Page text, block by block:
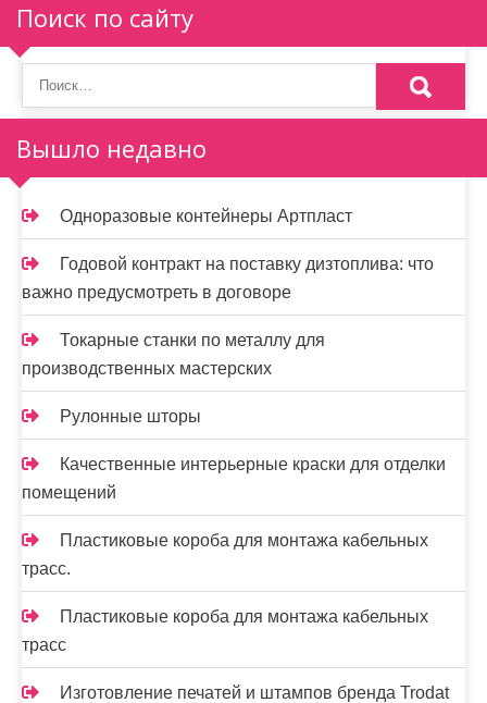
Поиск по сайту
Вышло недавно
Одноразовые контейнеры Артпласт
Годовой контракт на поставку дизтоплива: что
важно предусмотреть в договоре
Токарные станки по металлу для
производственных мастерских
Рулонные шторы
Качественные интерьерные краски для отделки
помещений
Пластиковые короба для монтажа кабельных
трасс.
Пластиковые короба для монтажа кабельных
трасс
Изготовление печатей и штампов бренда Trodat